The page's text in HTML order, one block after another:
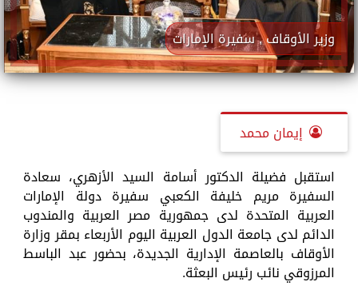
وزير الأوقاف , سفيرة الإمارات
إيمان محمد
استقبل فضيلة الدكتور أسامة السيد الأزهري، سعادة
السفيرة مريم خليفة الكعبي سفيرة دولة الإمارات
العربية المتحدة لدى جمهورية مصر العربية والمندوب
الدائم لدى جامعة الدول العربية اليوم الأربعاء بمقر وزارة
الأوقاف بالعاصمة الإدارية الجديدة، بحضور عبد الباسط
المرزوقي نائب رئيس البعثة.